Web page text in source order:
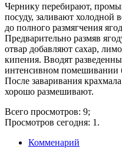
Чернику перебирают,
посуду, заливают холодной
до полного размягчения
Предварительно размяв
отвар добавляют сахар,
кипения. Вводят
интенсивном помешивании
После заваривания
хорошо размешивают.
Всего просмотров: 9;
Просмотров сегодня: 1.
Комменарий